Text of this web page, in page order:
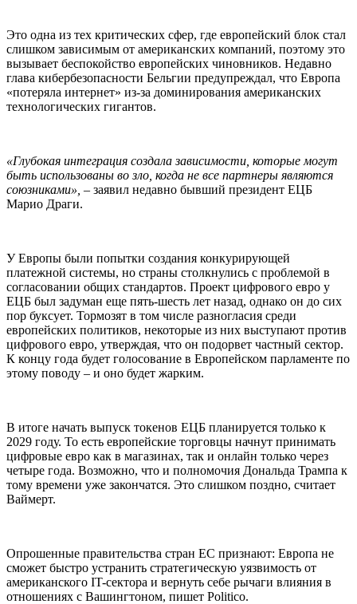
Это одна из тех критических сфер, где европейский блок стал
слишком зависимым от американских компаний, поэтому это
вызывает беспокойство европейских чиновников. Недавно
глава кибербезопасности Бельгии предупреждал, что Европа
«потеряла интернет» из-за доминирования американских
технологических гигантов.
«Глубокая интеграция создала зависимости, которые могут
быть использованы во зло, когда не все партнеры являются
союзниками», – заявил недавно бывший президент ЕЦБ
Марио Драги.
У Европы были попытки создания конкурирующей
платежной системы, но страны столкнулись с проблемой в
согласовании общих стандартов. Проект цифрового евро у
ЕЦБ был задуман еще пять-шесть лет назад, однако он до сих
пор буксует. Тормозят в том числе разногласия среди
европейских политиков, некоторые из них выступают против
цифрового евро, утверждая, что он подорвет частный сектор.
К концу года будет голосование в Европейском парламенте по
этому поводу – и оно будет жарким.
В итоге начать выпуск токенов ЕЦБ планируется только к
2029 году. То есть европейские торговцы начнут принимать
цифровые евро как в магазинах, так и онлайн только через
четыре года. Возможно, что и полномочия Дональда Трампа к
тому времени уже закончатся. Это слишком поздно, считает
Ваймерт.
Опрошенные правительства стран ЕС признают: Европа не
сможет быстро устранить стратегическую уязвимость от
американского IT-сектора и вернуть себе рычаги влияния в
отношениях с Вашингтоном, пишет Politico.